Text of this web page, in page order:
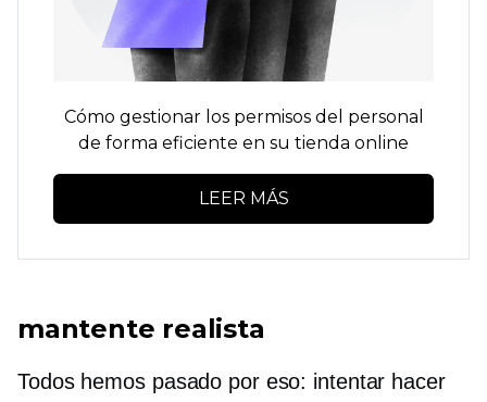
Cómo gestionar los permisos del personal
de forma eficiente en su tienda online
LEER MÁS
mantente realista
Todos hemos pasado por eso: intentar hacer